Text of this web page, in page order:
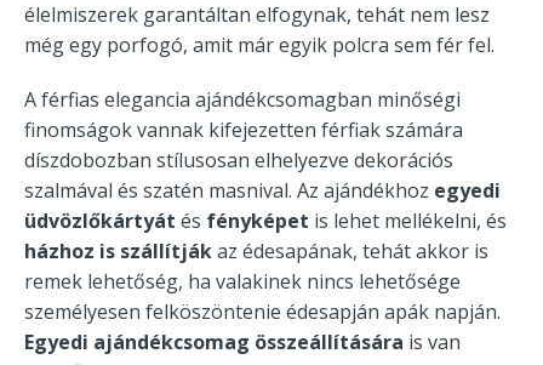
élelmiszerek garantáltan elfogynak, tehát nem lesz
még egy porfogó, amit már egyik polcra sem fér fel.
A férfias elegancia ajándékcsomagban minőségi
finomságok vannak kifejezetten férfiak számára
díszdobozban stílusosan elhelyezve dekorációs
szalmával és szatén masnival. Az ajándékhoz egyedi
üdvözlőkártyát és fényképet is lehet mellékelni, és
házhoz is szállítjákaz édesapának, tehát akkor is
remek lehetőség, ha valakinek nincs lehetősége
személyesen felköszöntenie édesapján apák napján.
Egyedi ajándékcsomag összeállítására is van